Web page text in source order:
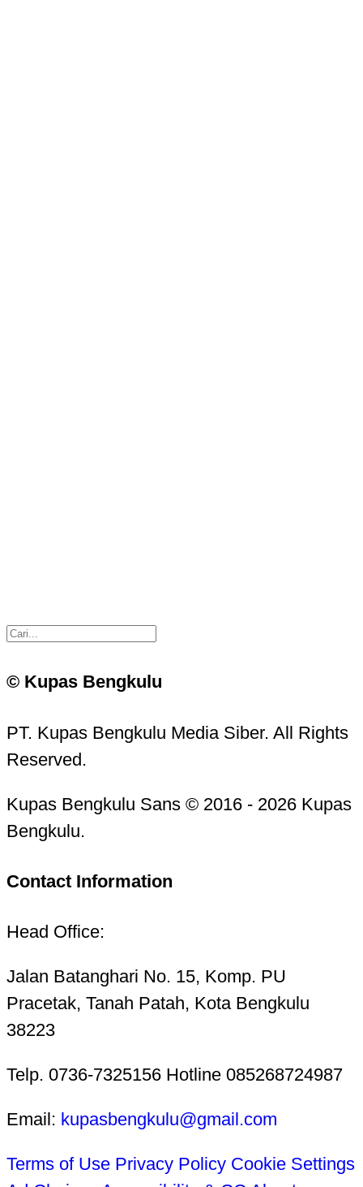
© Kupas Bengkulu
PT. Kupas Bengkulu Media Siber. All Rights
Reserved.
Kupas Bengkulu Sans © 2016 - 2026 Kupas
Bengkulu.
Contact Information
Head Office:
Jalan Batanghari No. 15, Komp. PU
Pracetak, Tanah Patah, Kota Bengkulu
38223
Telp. 0736-7325156 Hotline 085268724987
Email: kupasbengkulu@gmail.com
Terms of Use Privacy Policy Cookie Settings